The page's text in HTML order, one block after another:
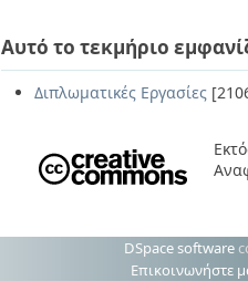
Αυτό το τεκμήριο
Διπλωματικές Εργασίες
DSpace software
Επικοινωνήστε